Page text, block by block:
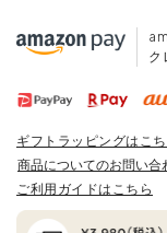
ク
ギフトラッピングはこ
商品についてのお問い合
ご利用ガイドはこちら